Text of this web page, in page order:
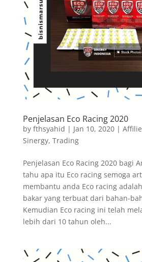
Penjelasan Eco Racing 2020
by fthsyahid | Jan 10, 2020|
Sinergy, Trading
Penjelasan Eco Racing 2020 bagi
tahu apa itu Eco racing semoga
membantu anda Eco racing
bakar yang terbuat dari bahan-
Kemudian Eco racing ini telah
lebih dari 10 tahun oleh...